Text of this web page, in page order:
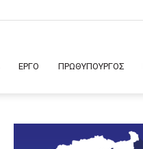
ΕΡΓΟ ΠΡΩΘΥΠΟΥΡΓΟΣ